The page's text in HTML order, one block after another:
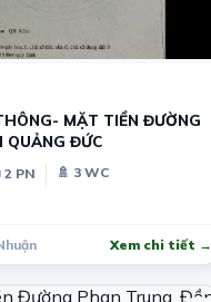
MẶT TIỀN ĐƯỜNG
QUẢNG ĐỨC
PN
🚿 3 WC
Xem chi tiết →